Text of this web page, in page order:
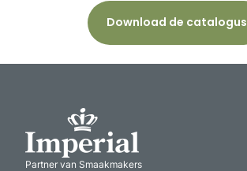
Download de catalogus
Partner van Smaakmakers